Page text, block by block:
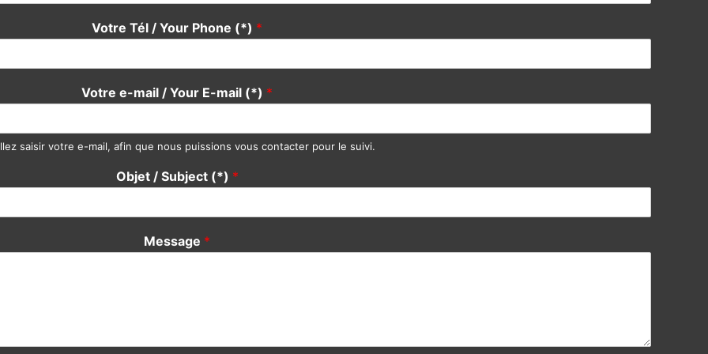
Votre Tél / Your Phone (*) *
Votre e-mail / Your E-mail (*) *
saisir votre e-mail, afin que nous puissions vous contacter pour le suivi.
Objet / Subject (*) *
Message *